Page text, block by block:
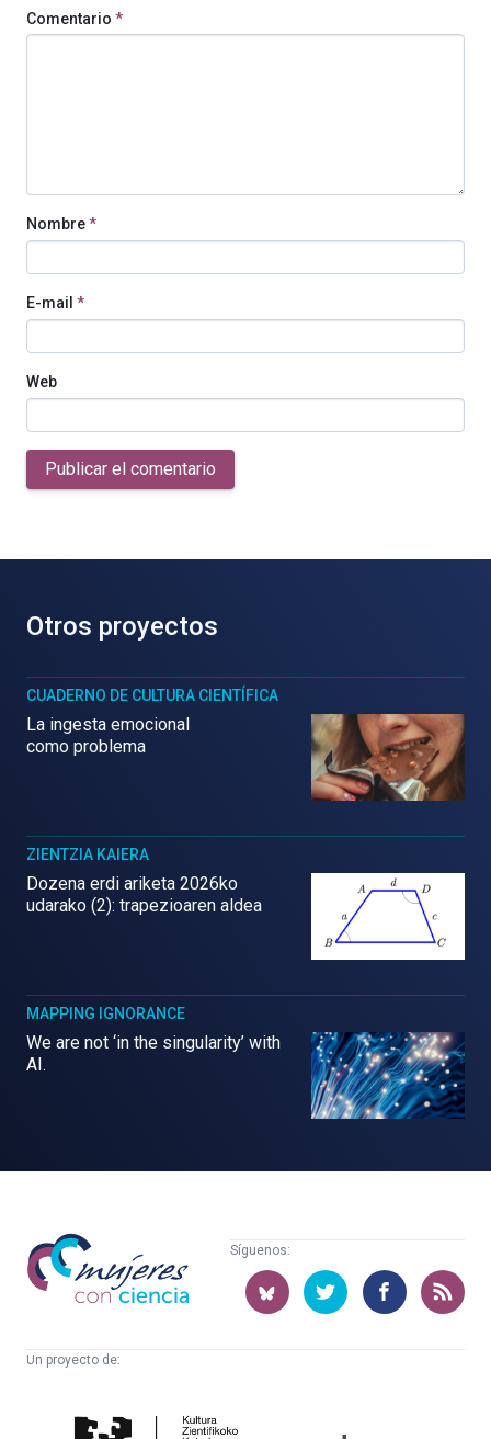
Comentario *
Nombre*
E-mail *
Web
Publicar el comentario
Otros proyectos
CUADERNO DE CULTURA CIENTÍFICA
La ingesta emocional
como problema
ZIENTZIA KAIERA
Dozena erdi ariketa 2026ko
udarako (2): trapezioaren aldea
MAPPING IGNORANCE
We are not ‘in the singularity’ with
AI.
Mujeres
con
ciencia
Síguenos:
Un proyecto de: